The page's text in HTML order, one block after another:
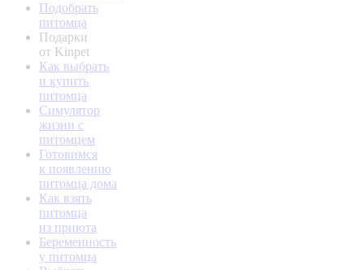
Подобрать
питомца
Подарки
от Kinpet
Как выбрать
и купить
питомца
Симулятор
жизни с
питомцем
Готовимся
к появлению
питомца дома
Как взять
питомца
из приюта
Беременность
у питомца